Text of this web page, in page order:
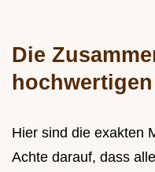
Die
Hier sind die exakten
Achte darauf, dass